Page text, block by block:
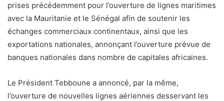
prises précédemment pour l’ouverture de lignes maritimes
avec la Mauritanie et le Sénégal afin de soutenir les
échanges commerciaux continentaux, ainsi que les
exportations nationales, annonçant l’ouverture prévue de
banques nationales dans nombre de capitales africaines.
Le Président Tebboune a annoncé, par la même,
l’ouverture de nouvelles lignes aériennes desservant les